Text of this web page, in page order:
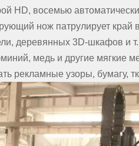
HD, восемью
нож патрулирует край
деревянных 3D-шкафов и
медь и другие мягкие
рекламные узоры, бумагу,